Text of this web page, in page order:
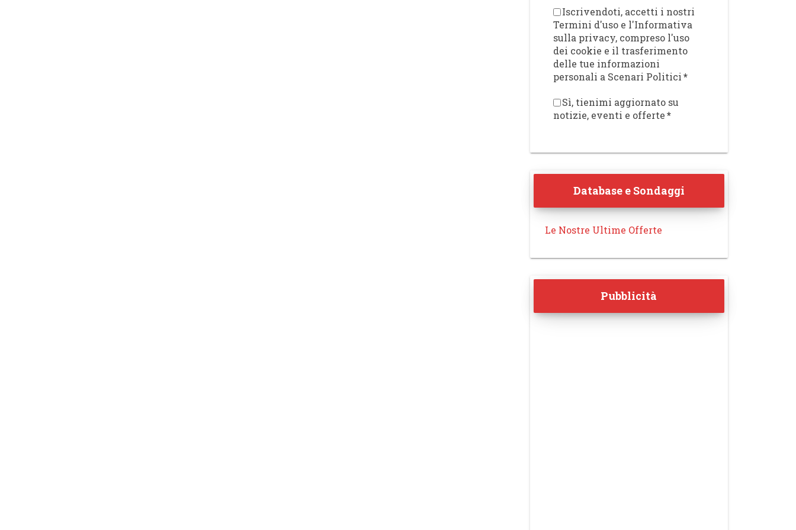
Iscrivendoti, accetti i nostri
Termini d'uso e l'Informativa
sulla privacy, compreso l'uso
dei cookie e il trasferimento
delle tue informazioni
personali a Scenari Politici*
Sì, tienimi aggiornato su
notizie, eventi e offerte*
Database e Sondaggi
Le Nostre Ultime Offerte
Pubblicità